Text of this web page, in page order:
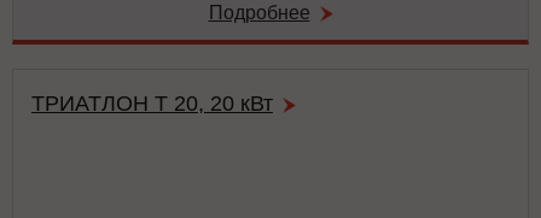
Подробнее
ТРИАТЛОН Т 20, 20 кВт